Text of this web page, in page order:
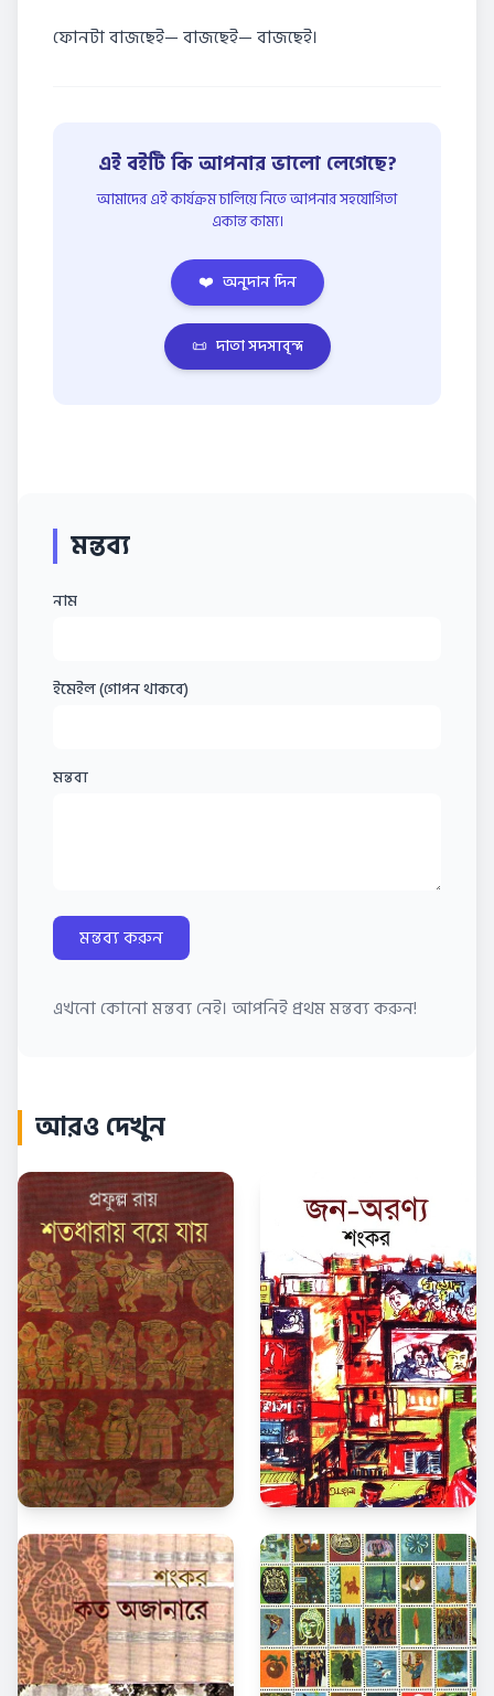
ফোনটা বাজছেই— বাজছেই— বাজছেই।
এই বইটি কি আপনার ভালো লেগেছে?
আমাদের এই কার্যক্রম চালিয়ে নিতে আপনার সহযোগিতা
একান্ত কাম্য।
❤️ অনুদান দিন
📜 দাতা সদস্যবৃন্দ
মন্তব্য
নাম
ইমেইল (গোপন থাকবে)
মন্তব্য
মন্তব্য করুন
এখনো কোনো মন্তব্য নেই। আপনিই প্রথম মন্তব্য করুন!
আরও দেখুন